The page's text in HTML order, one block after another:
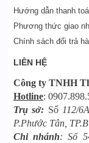
Hướng dẫn thanh
Phương thức giao
Chính sách đổi trả
LIÊN HỆ
Công ty TNHH
Hotline:
Trụ sở: Số 112/
P.Phước Tân,
Chi nhánh: Số